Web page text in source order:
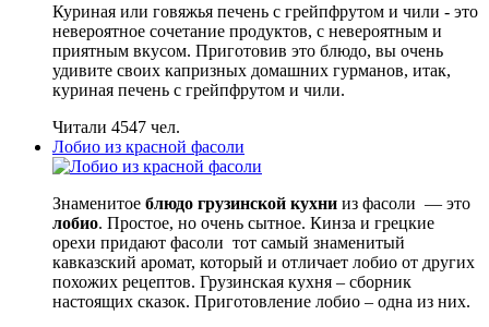
Куриная или говяжья печень с грейпфрутом и чили - это
невероятное сочетание продуктов, с невероятным и
приятным вкусом. Приготовив это блюдо, вы очень
удивите своих капризных домашних гурманов, итак,
куриная печень с грейпфрутом и чили.
Читали 4547 чел.
Лобио из красной фасоли
Знаменитое блюдо грузинской кухни из фасоли — это
лобио. Простое, но очень сытное. Кинза и грецкие
орехи придают фасоли тот самый знаменитый
кавказский аромат, который и отличает лобио от других
похожих рецептов. Грузинская кухня – сборник
настоящих сказок. Приготовление лобио – одна из них.